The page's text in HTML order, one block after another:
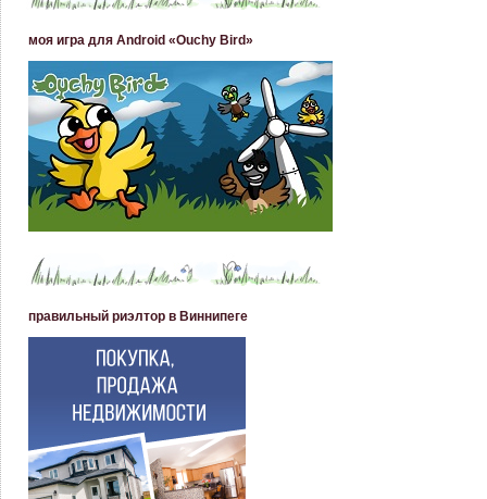
моя игра для Android «Ouchy Bird»
правильный риэлтор в Виннипеге